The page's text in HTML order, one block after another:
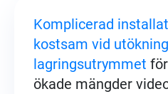
Komplicerad
kostsam vid
lagringsutrymmet
ökade mängder